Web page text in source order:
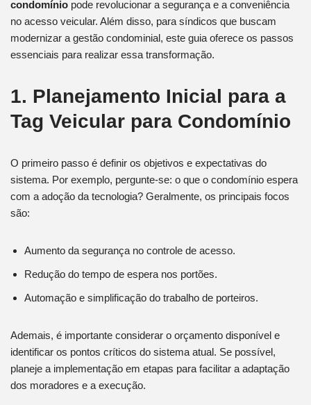
condomínio pode revolucionar a segurança e a conveniência
no acesso veicular. Além disso, para síndicos que buscam
modernizar a gestão condominial, este guia oferece os passos
essenciais para realizar essa transformação.
1. Planejamento Inicial para a
Tag Veicular para Condomínio
O primeiro passo é definir os objetivos e expectativas do
sistema. Por exemplo, pergunte-se: o que o condomínio espera
com a adoção da tecnologia? Geralmente, os principais focos
são:
Aumento da segurança no controle de acesso.
Redução do tempo de espera nos portões.
Automação e simplificação do trabalho de porteiros.
Ademais, é importante considerar o orçamento disponível e
identificar os pontos críticos do sistema atual. Se possível,
planeje a implementação em etapas para facilitar a adaptação
dos moradores e a execução.